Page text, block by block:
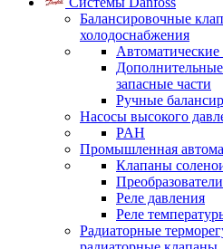
Балансировочные
холодоснабжения
запасные части
Ручные
Насосы высокого
PAH
Промышленная
Клапаны
Реле давления
Реле
Радиаторные